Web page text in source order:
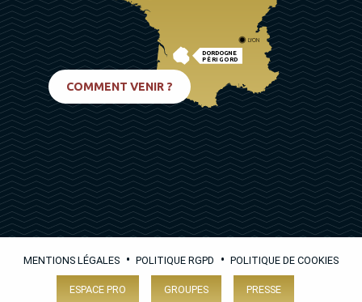
DORDOGNE
PÉRIGORD
LYON
COMMENT VENIR ?
MENTIONS LÉGALES • POLITIQUE RGPD • POLITIQUE DE COOKIES
ESPACE PRO GROUPES PRESSE